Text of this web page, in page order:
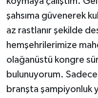
şahsıma güvenerek
az rastlanır şekilde
hemşehrilerimize
olağanüstü kongre
bulunuyorum. Sadece
branşta şampiyonluk